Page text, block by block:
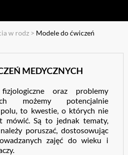
w rodz> Modele do ćwiczeń
MEDYCZNYCH
oraz problemy
możemy potencjalnie
to kwestie, o których nie
mówić. Są to jednak tematy,
poruszać, dostosowując
zajęć do wieku i